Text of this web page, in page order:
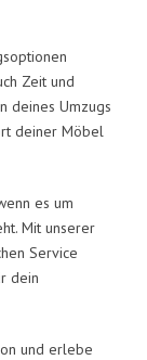
Zeit und
deines Umzugs
deiner Möbel
es um
Mit unserer
Service
dein
und erlebe